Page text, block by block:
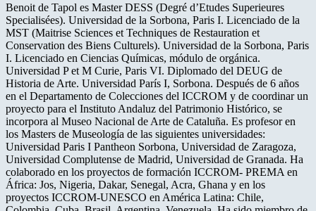
Benoit de Tapol es Master DESS (Degré d’Etudes Superieures
Specialisées). Universidad de la Sorbona, Paris I. Licenciado de la
MST (Maitrise Sciences et Techniques de Restauration et
Conservation des Biens Culturels). Universidad de la Sorbona, Paris
I. Licenciado en Ciencias Químicas, módulo de orgánica.
Universidad P et M Curie, Paris VI. Diplomado del DEUG de
Historia de Arte. Universidad París I, Sorbona. Después de 6 años
en el Departamento de Colecciones del ICCROM y de coordinar un
proyecto para el Instituto Andaluz del Patrimonio Histórico, se
incorpora al Museo Nacional de Arte de Cataluña. Es profesor en
los Masters de Museología de las siguientes universidades:
Universidad Paris I Pantheon Sorbona, Universidad de Zaragoza,
Universidad Complutense de Madrid, Universidad de Granada. Ha
colaborado en los proyectos de formación ICCROM- PREMA en
África: Jos, Nigeria, Dakar, Senegal, Acra, Ghana y en los
proyectos ICCROM-UNESCO en América Latina: Chile,